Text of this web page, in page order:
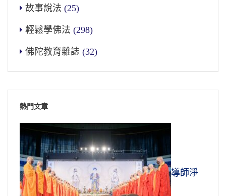
故事說法 (25)
輕鬆學佛法 (298)
佛陀教育雜誌 (32)
熱門文章
導師淨